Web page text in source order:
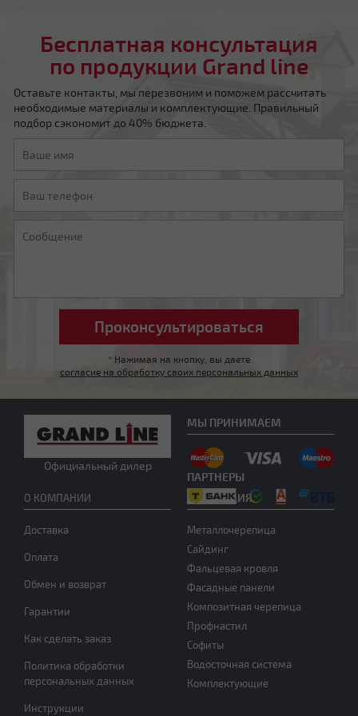
Бесплатная консультация
по продукции Grand line
Оставьте контакты, мы перезвоним и поможем рассчитать
необходимые материалы и комплектующие. Правильный
подбор сэкономит до 40% бюджета.
* Нажимая на кнопку, вы даете
согласие на обработку своих персональных данных
Официальный дилер
О КОМПАНИИ
Доставка
Оплата
Обмен и возврат
Гарантии
Как сделать заказ
Политика обработки
персональных данных
Инструкции
ПРОДУКЦИЯ
Металлочерепица
Сайдинг
Фальцевая кровля
Фасадные панели
Композитная черепица
Профнастил
Софиты
Водосточная система
Комплектующие
МЫ ПРИНИМАЕМ
ПАРТНЕРЫ
Другой тип крыши
Нужна консультация